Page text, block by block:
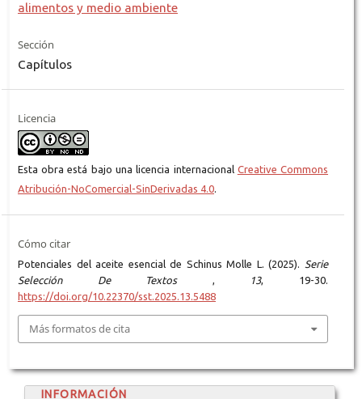
alimentos y medio ambiente
Sección
Capítulos
Licencia
Esta obra está bajo una licencia internacional Creative Commons
Atribución-NoComercial-SinDerivadas 4.0.
Cómo citar
Potenciales del aceite esencial de Schinus Molle L. (2025). Serie
Selección De Textos , 13, 19-30.
https://doi.org/10.22370/sst.2025.13.5488
Más formatos de cita
INFORMACIÓN